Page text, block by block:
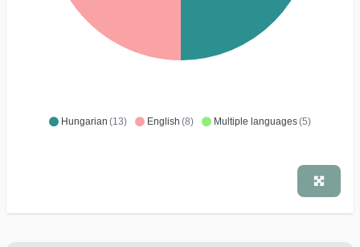
Hungarian (13) English (8) Multiple languages(5)